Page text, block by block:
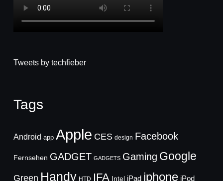
Tweets by techfieber
Tags
Android app Apple CES design Facebook
Fernsehen GADGET GADGETS Gaming Google
Green Handy HTD IFA Intel iPad iphone iPod